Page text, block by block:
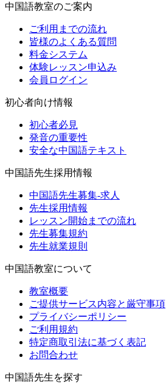
中国語教室のご案内
ご利用までの流れ
皆様のよくある質問
料金システム
体験レッスン申込み
会員ログイン
初心者向け情報
初心者必見
発音の重要性
安全な中国語テキスト
中国語先生採用情報
中国語先生募集-求人
先生採用情報
レッスン開始までの流れ
先生募集規約
先生就業規則
中国語教室について
教室概要
ご提供サービス内容と厳守事項
プライバシーポリシー
ご利用規約
特定商取引法に基づく表記
お問合わせ
中国語先生を探す